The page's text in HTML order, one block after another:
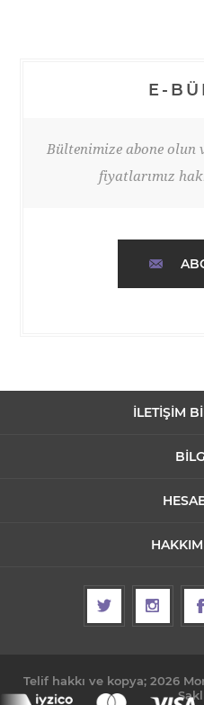
E-
Bültenimize abone olun
fiyatlarımız
İLETIŞIM
Telif hakkı ve kopya; 2026